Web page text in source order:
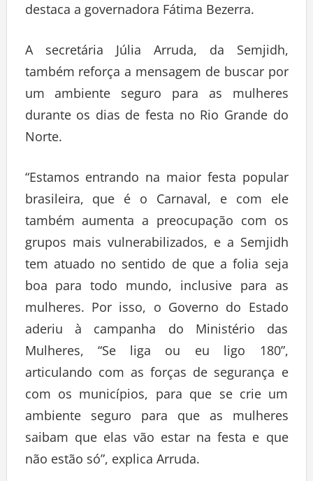
destaca a governadora Fátima Bezerra.
A secretária Júlia Arruda, da Semjidh,
também reforça a mensagem de buscar por
um ambiente seguro para as mulheres
durante os dias de festa no Rio Grande do
Norte.
“Estamos entrando na maior festa popular
brasileira, que é o Carnaval, e com ele
também aumenta a preocupação com os
grupos mais vulnerabilizados, e a Semjidh
tem atuado no sentido de que a folia seja
boa para todo mundo, inclusive para as
mulheres. Por isso, o Governo do Estado
aderiu à campanha do Ministério das
Mulheres, “Se liga ou eu ligo 180”,
articulando com as forças de segurança e
com os municípios, para que se crie um
ambiente seguro para que as mulheres
saibam que elas vão estar na festa e que
não estão só”, explica Arruda.